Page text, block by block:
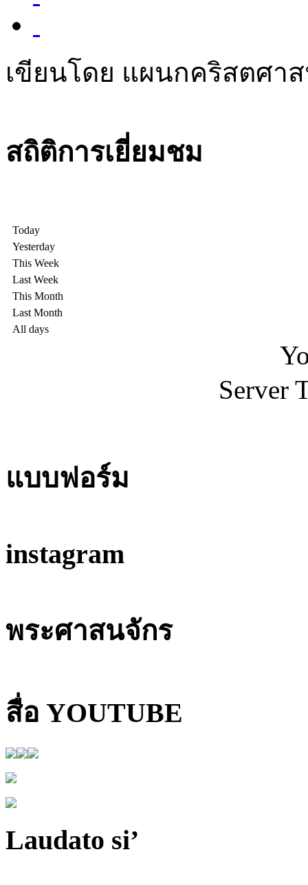
เขียนโดย แผนกคริสตศา
สถิติการเยี่ยมชม
Today
Yesterday
This Week
Last Week
This Month
Last Month
All days
Server
แบบฟอร์ม
instagram
พระศาสนจักร
สื่อ YOUTUBE
Laudato si’